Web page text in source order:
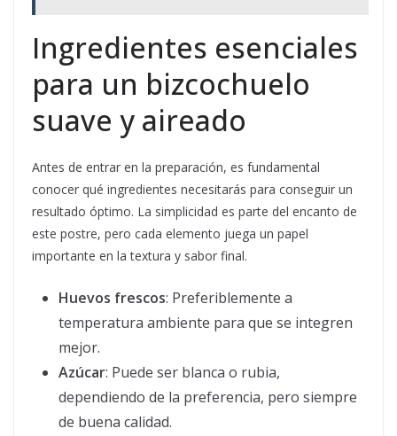
Ingredientes esenciales
para un bizcochuelo
suave y aireado
Antes de entrar en la preparación, es fundamental
conocer qué ingredientes necesitarás para conseguir un
resultado óptimo. La simplicidad es parte del encanto de
este postre, pero cada elemento juega un papel
importante en la textura y sabor final.
Huevos frescos: Preferiblemente a
temperatura ambiente para que se integren
mejor.
Azúcar: Puede ser blanca o rubia,
dependiendo de la preferencia, pero siempre
de buena calidad.